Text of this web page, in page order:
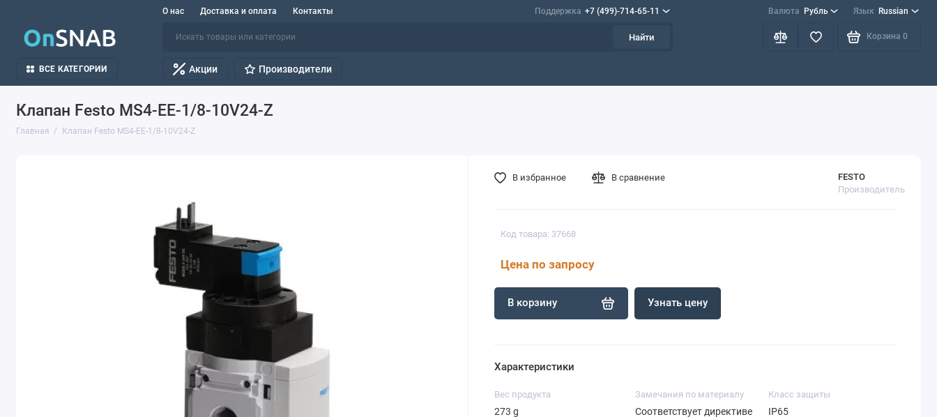
О нас Доставка и оплата Контакты Поддержка +7 (499)-714-65-11 Валюта Рубль Язык Russian
Найти Корзина 0
ВСЕ КАТЕГОРИИ Акции Производители
Клапан Festo MS4-EE-1/8-10V24-Z
Главная Клапан Festo MS4-EE-1/8-10V24-Z
Код товара: 37668
Цена по запросу
FESTO
Производитель
В корзину Узнать цену
В избранное В сравнение
Характеристики
Вес продукта
273 g
Замечания по материалу
Соответствует директиве
Класс защиты
IP65